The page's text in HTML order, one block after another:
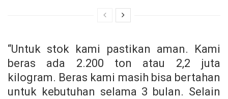
“Untuk stok kami pastikan aman. Kami
beras ada 2.200 ton atau 2,2 juta
kilogram. Beras kami masih bisa bertahan
untuk kebutuhan selama 3 bulan. Selain